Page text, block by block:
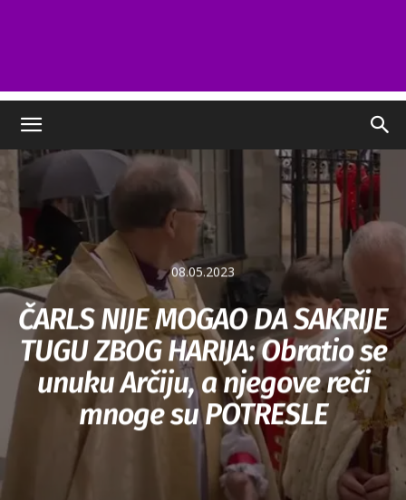
08.05.2023
ČARLS NIJE MOGAO DA SAKRIJE
TUGU ZBOG HARIJA: Obratio se
unuku Arčiju, a njegove reči
mnoge su POTRESLE